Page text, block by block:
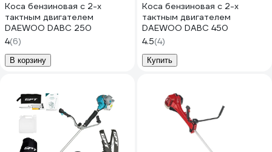
Коса бензиновая c 2-х
тактным двигателем
DAEWOO DABC 250
4(6)
В корзину
Коса бензиновая c 2-х
тактным двигателем
DAEWOO DABC 450
4.5(4)
Купить